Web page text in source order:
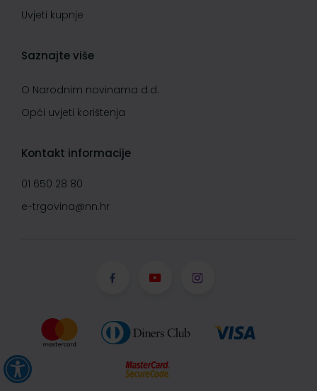
Uvjeti kupnje
Saznajte više
O Narodnim novinama d.d.
Opći uvjeti korištenja
Kontakt informacije
01 650 28 80
e-trgovina@nn.hr